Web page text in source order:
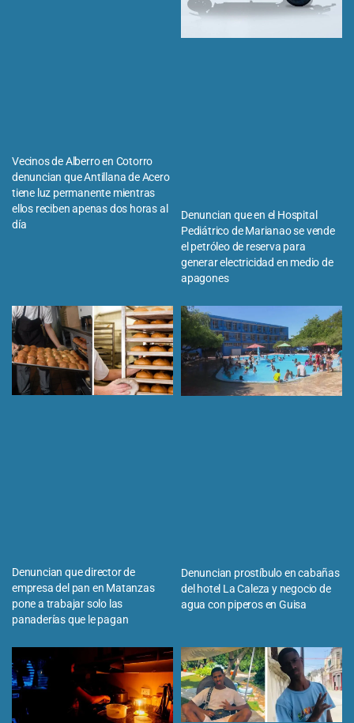
Vecinos de Alberro en Cotorro
denuncian que Antillana de Acero
tiene luz permanente mientras
ellos reciben apenas dos horas al
día
Denuncian que en el Hospital
Pediátrico de Marianao se vende
el petróleo de reserva para
generar electricidad en medio de
apagones
Denuncian que director de
empresa del pan en Matanzas
pone a trabajar solo las
panaderías que le pagan
Denuncian prostíbulo en cabañas
del hotel La Caleza y negocio de
agua con piperos en Guisa